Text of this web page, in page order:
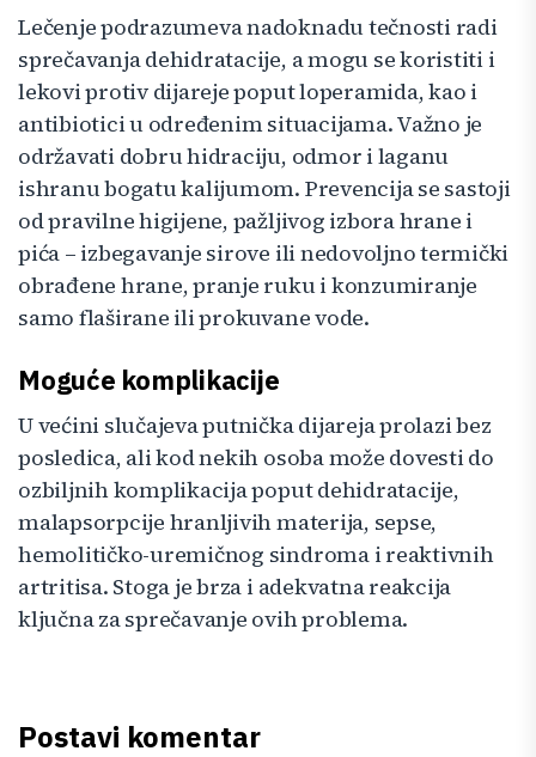
Lečenje podrazumeva nadoknadu tečnosti radi
sprečavanja dehidratacije, a mogu se koristiti i
lekovi protiv dijareje poput loperamida, kao i
antibiotici u određenim situacijama. Važno je
održavati dobru hidraciju, odmor i laganu
ishranu bogatu kalijumom. Prevencija se sastoji
od pravilne higijene, pažljivog izbora hrane i
pića – izbegavanje sirove ili nedovoljno termički
obrađene hrane, pranje ruku i konzumiranje
samo flaširane ili prokuvane vode.
Moguće komplikacije
U većini slučajeva putnička dijareja prolazi bez
posledica, ali kod nekih osoba može dovesti do
ozbiljnih komplikacija poput dehidratacije,
malapsorpcije hranljivih materija, sepse,
hemolitičko-uremičnog sindroma i reaktivnih
artritisa. Stoga je brza i adekvatna reakcija
ključna za sprečavanje ovih problema.
Postavi komentar